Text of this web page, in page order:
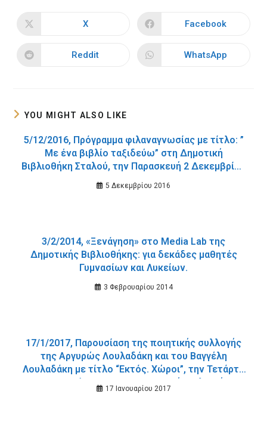
CONTENT
Opens
new
window
X
Opens
new
window
Facebook
Opens
Reddit
Opens
WhatsApp
YOU MIGHT ALSO LIKE
5/12/2016, Πρόγραμμα φιλαναγνωσίας με τίτλο: ”
Με ένα βιβλίο ταξιδεύω” στη Δημοτική
Βιβλιοθήκη Σταλού, την Παρασκευή 2 Δεκεμβρίου
2016.
5 Δεκεμβρίου 2016
3/2/2014, «Ξενάγηση» στο Media Lab της
Δημοτικής Βιβλιοθήκης: για δεκάδες μαθητές
Γυμνασίων και Λυκείων.
3 Φεβρουαρίου 2014
17/1/2017, Παρουσίαση της ποιητικής συλλογής
της Αργυρώς Λουλαδάκη και του Βαγγέλη
Λουλαδάκη με τίτλο “Εκτός. Χώροι”, την Τετάρτη
25 Ιανουαρίου 2017 στη Δημοτική Βιβλιοθήκη.
17 Ιανουαρίου 2017